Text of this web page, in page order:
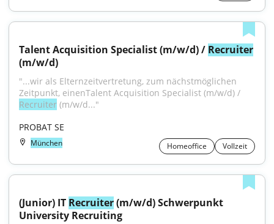
Talent Acquisition Specialist (m/w/d) / Recruiter
(m/w/d)
"...wir als Elternzeitvertretung, zum nächstmöglichen
Recruiter (m/w/d..."
PROBAT SE
München Homeoffice Vollzeit
(Junior) IT Recruiter (m/w/d) Schwerpunkt
University Recruiting